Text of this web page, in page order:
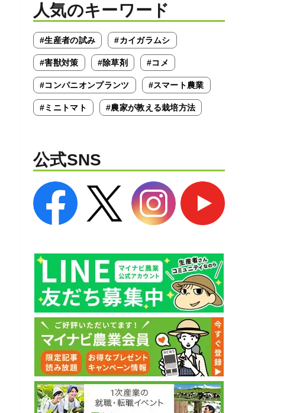
人気のキーワード
#生産者の試み #カイガラムシ
#害獣対策 #除草剤 #コメ
#コンパニオンプランツ #スマート農業
#ミニトマト #農家が教える栽培方法
公式SNS